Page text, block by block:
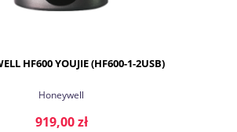
HF600 YOUJIE (HF600-1-2USB)
Honeywell
919,00 zł